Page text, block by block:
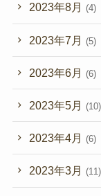
2023年8月 (4)
2023年7月 (5)
2023年6月 (6)
2023年5月 (10)
2023年4月 (6)
2023年3月 (11)